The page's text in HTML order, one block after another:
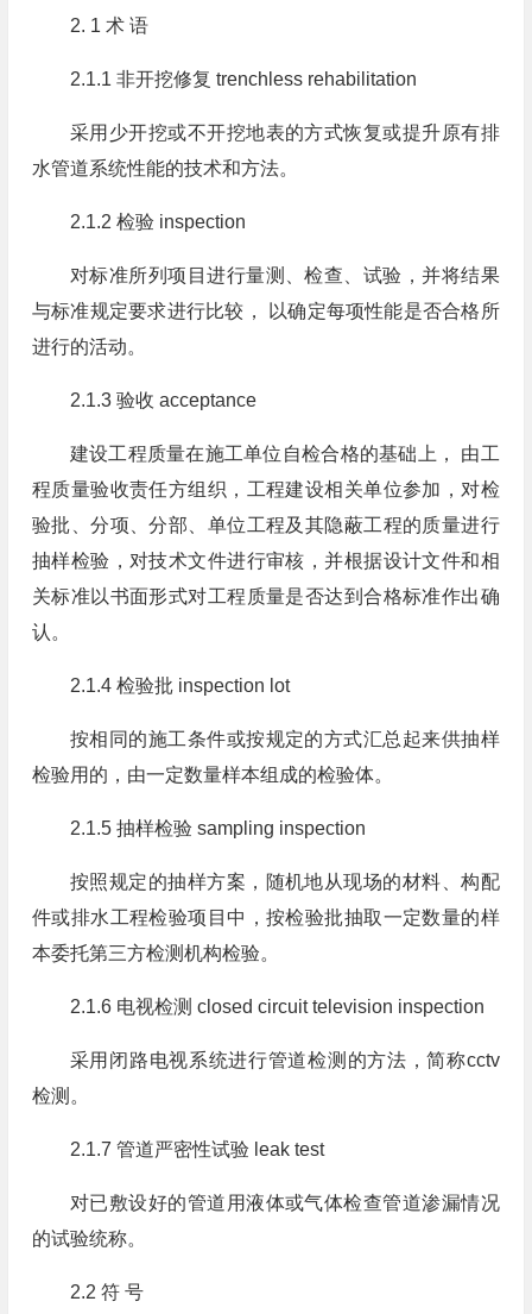
2. 1 术 语
2.1.1 非开挖修复 trenchless rehabilitation
采用少开挖或不开挖地表的方式恢复或提升原有排
水管道系统性能的技术和方法。
2.1.2 检验 inspection
对标准所列项目进行量测、检查、试验，并将结果
与标准规定要求进行比较， 以确定每项性能是否合格所
进行的活动。
2.1.3 验收 acceptance
建设工程质量在施工单位自检合格的基础上， 由工
程质量验收责任方组织，工程建设相关单位参加，对检
验批、分项、分部、单位工程及其隐蔽工程的质量进行
抽样检验，对技术文件进行审核，并根据设计文件和相
关标准以书面形式对工程质量是否达到合格标准作出确
认。
2.1.4 检验批 inspection lot
按相同的施工条件或按规定的方式汇总起来供抽样
检验用的，由一定数量样本组成的检验体。
2.1.5 抽样检验 sampling inspection
按照规定的抽样方案，随机地从现场的材料、构配
件或排水工程检验项目中，按检验批抽取一定数量的样
本委托第三方检测机构检验。
2.1.6 电视检测 closed circuit television inspection
采用闭路电视系统进行管道检测的方法，简称cctv
检测。
2.1.7 管道严密性试验 leak test
对已敷设好的管道用液体或气体检查管道渗漏情况
的试验统称。
2.2 符 号